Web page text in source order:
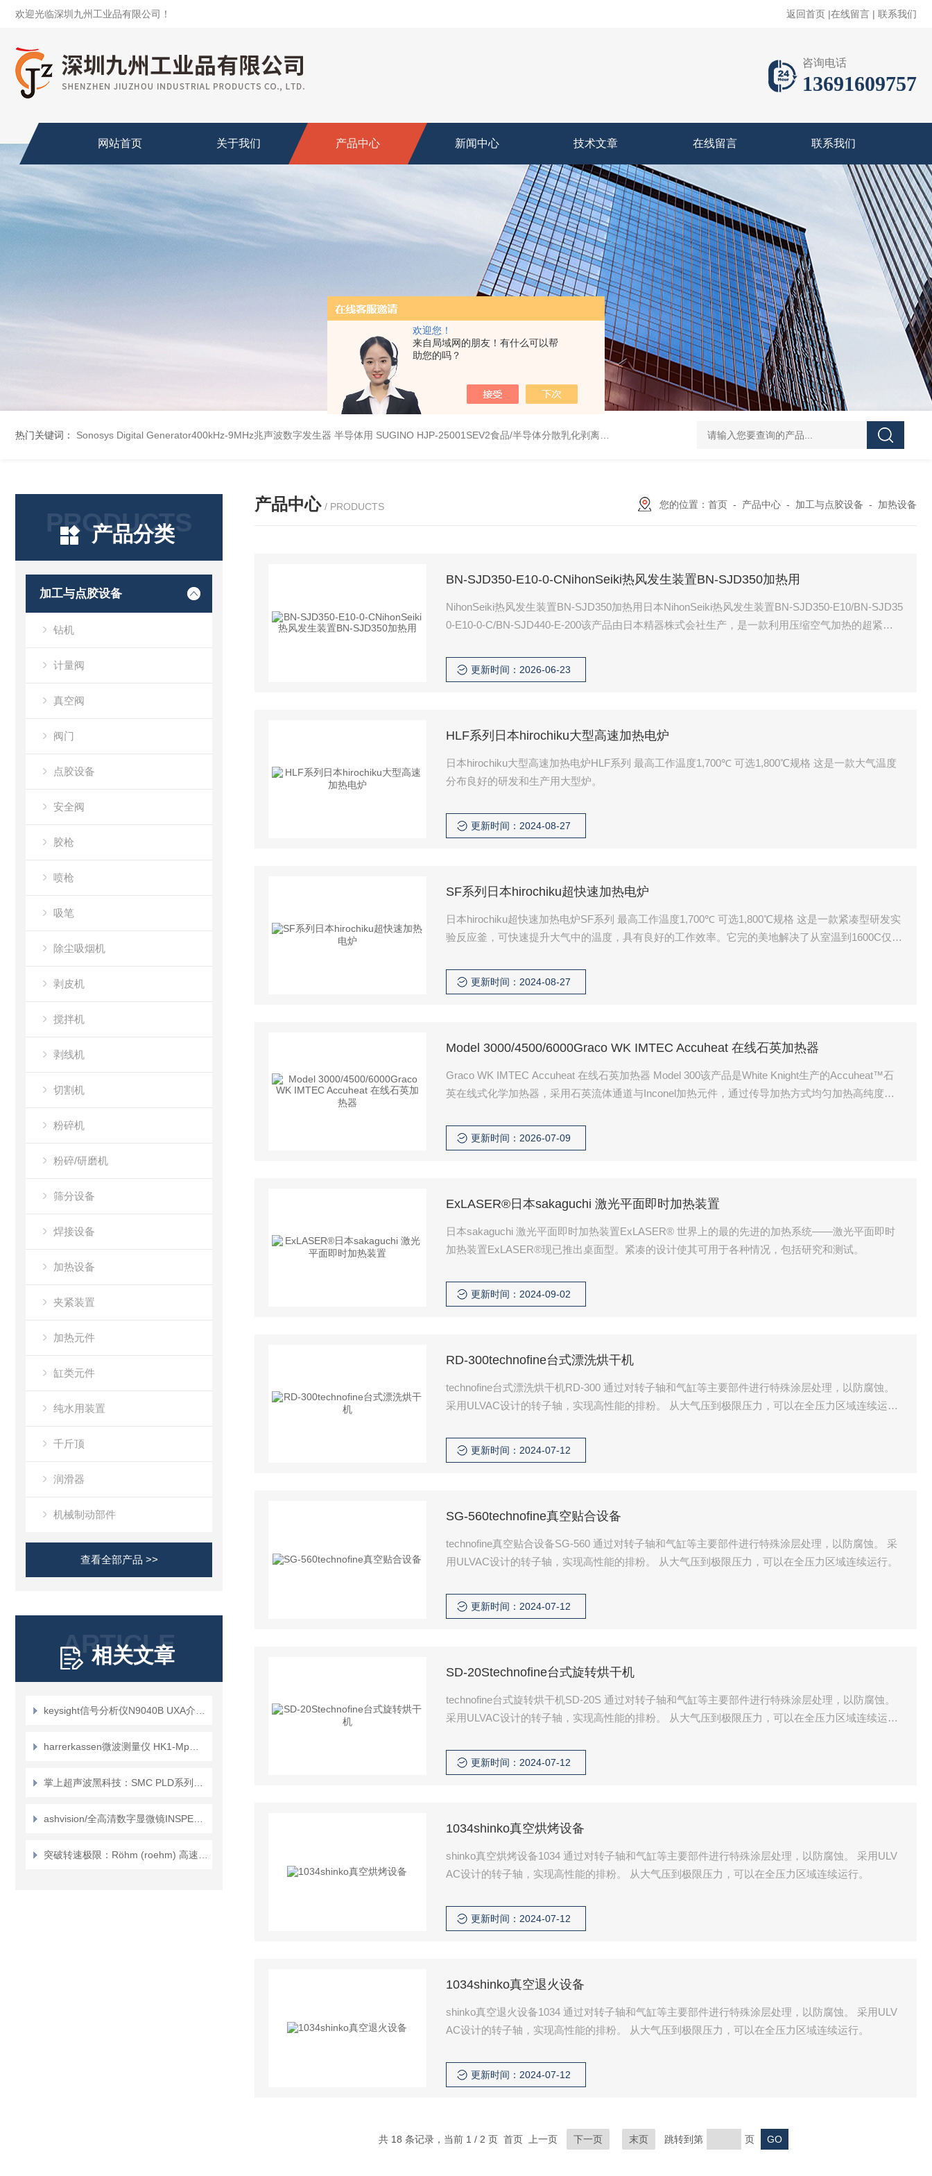
欢迎您！
来自局域网的朋友！有什么可以帮
助您的吗？
欢迎光临深圳九州工业品有限公司！ 返回首页 |在线留言 | 联系我们
咨询电话
13691609757
网站首页 关于我们 产品中心 新闻中心 技术文章 在线留言 联系我们
热门关键词： Sonosys Digital Generator400kHz-9MHz兆声波数字发生器 半导体用 SUGINO HJP-25001SEV2食品/半导体分散乳化剥离 湿法粉碎研磨机 HANTECH Auto Bar Coater韩国小型自动化涂布机 薄膜/金
PRODUCTS
产品分类
加工与点胶设备
钻机
计量阀
真空阀
阀门
点胶设备
安全阀
胶枪
喷枪
吸笔
除尘吸烟机
剥皮机
搅拌机
剥线机
切割机
粉碎机
粉碎/研磨机
筛分设备
焊接设备
加热设备
夹紧装置
加热元件
缸类元件
纯水用装置
千斤顶
润滑器
机械制动部件
查看全部产品 >>
ARTICLE
相关文章
产品中心 / PRODUCTS 您的位置： 首页 - 产品中心 - 加工与点胶设备 - 加热设备
BN-SJD350-E10-0-CNihonSeiki热风发生装置BN-SJD350加热用
NihonSeiki热风发生装置BN-SJD350加热用日本NihonSeiki热风发生装置BN-SJD350-E10/BN-SJD35
0-E10-0-C/BN-SJD440-E-200该产品由日本精器株式会社生产，是一款利用压缩空气加热的超紧凑
更新时间：2026-06-23
HLF系列日本hirochiku大型高速加热电炉
日本hirochiku大型高速加热电炉HLF系列 最高工作温度1,700℃ 可选1,800℃规格 这是一款大气温度
分布良好的研发和生产用大型炉。
更新时间：2024-08-27
SF系列日本hirochiku超快速加热电炉
日本hirochiku超快速加热电炉SF系列 最高工作温度1,700℃ 可选1,800℃规格 这是一款紧凑型研发实
验反应釜，可快速提升大气中的温度，具有良好的工作效率。它完的美地解决了从室温到1600C仅需
大大有助于简化工作时间和节省成本。
更新时间：2024-08-27
Model 3000/4500/6000Graco WK IMTEC Accuheat 在线石英加热器
Graco WK IMTEC Accuheat 在线石英加热器 Model 300该产品是White Knight生产的Accuheat™石
英在线式化学加热器，采用石英流体通道与Inconel加热元件，通过传导加热方式均匀加热高纯度工
程点用或循环回路加热场景，确保流体在传输过程中的温度精确控制与高纯度要求。
更新时间：2026-07-09
ExLASER®日本sakaguchi 激光平面即时加热装置
日本sakaguchi 激光平面即时加热装置ExLASER® 世界上的最的先进的加热系统——激光平面即时
加热装置ExLASER®现已推出桌面型。紧凑的设计使其可用于各种情况，包括研究和测试。
更新时间：2024-09-02
RD-300technofine台式漂洗烘干机
technofine台式漂洗烘干机RD-300 通过对转子轴和气缸等主要部件进行特殊涂层处理，以防腐蚀。
采用ULVAC设计的转子轴，实现高性能的排粉。 从大气压到极限压力，可以在全压力区域连续运
更新时间：2024-07-12
SG-560technofine真空贴合设备
technofine真空贴合设备SG-560 通过对转子轴和气缸等主要部件进行特殊涂层处理，以防腐蚀。 采
用ULVAC设计的转子轴，实现高性能的排粉。 从大气压到极限压力，可以在全压力区域连续运行。
更新时间：2024-07-12
SD-20Stechnofine台式旋转烘干机
technofine台式旋转烘干机SD-20S 通过对转子轴和气缸等主要部件进行特殊涂层处理，以防腐蚀。
采用ULVAC设计的转子轴，实现高性能的排粉。 从大气压到极限压力，可以在全压力区域连续运
更新时间：2024-07-12
1034shinko真空烘烤设备
shinko真空烘烤设备1034 通过对转子轴和气缸等主要部件进行特殊涂层处理，以防腐蚀。 采用ULV
AC设计的转子轴，实现高性能的排粉。 从大气压到极限压力，可以在全压力区域连续运行。
更新时间：2024-07-12
1034shinko真空退火设备
shinko真空退火设备1034 通过对转子轴和气缸等主要部件进行特殊涂层处理，以防腐蚀。 采用ULV
AC设计的转子轴，实现高性能的排粉。 从大气压到极限压力，可以在全压力区域连续运行。
更新时间：2024-07-12
共 18 条记录，当前 1 / 2 页 首页 上一页 下一页 末页 跳转到第 页